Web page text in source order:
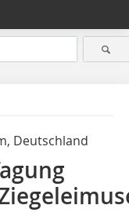
Deutschland